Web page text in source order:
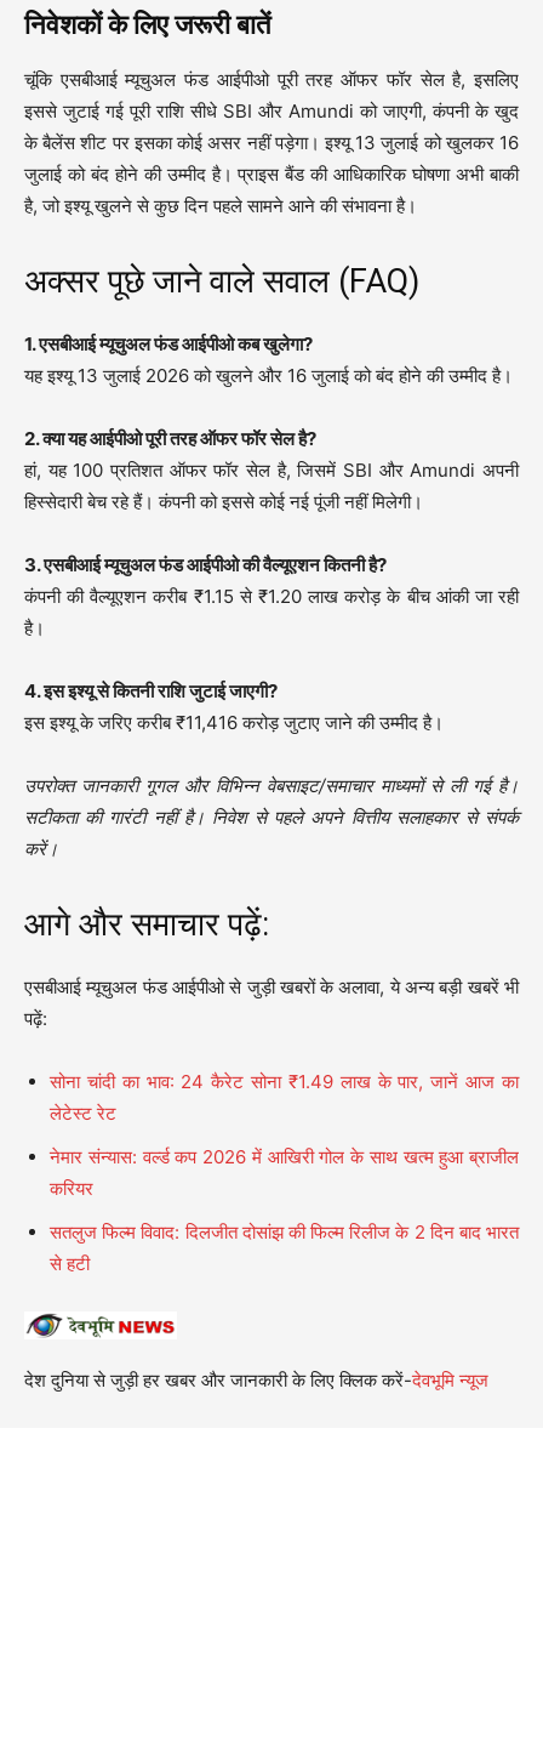
निवेशकों के लिए जरूरी बातें
चूंकि एसबीआई म्यूचुअल फंड आईपीओ पूरी तरह ऑफर फॉर सेल है, इसलिए
इससे जुटाई गई पूरी राशि सीधे SBI और Amundi को जाएगी, कंपनी के खुद
के बैलेंस शीट पर इसका कोई असर नहीं पड़ेगा। इश्यू 13 जुलाई को खुलकर 16
जुलाई को बंद होने की उम्मीद है। प्राइस बैंड की आधिकारिक घोषणा अभी बाकी
है, जो इश्यू खुलने से कुछ दिन पहले सामने आने की संभावना है।
अक्सर पूछे जाने वाले सवाल (FAQ)
1. एसबीआई म्यूचुअल फंड आईपीओ कब खुलेगा?
यह इश्यू 13 जुलाई 2026 को खुलने और 16 जुलाई को बंद होने की उम्मीद है।
2. क्या यह आईपीओ पूरी तरह ऑफर फॉर सेल है?
हां, यह 100 प्रतिशत ऑफर फॉर सेल है, जिसमें SBI और Amundi अपनी
हिस्सेदारी बेच रहे हैं। कंपनी को इससे कोई नई पूंजी नहीं मिलेगी।
3. एसबीआई म्यूचुअल फंड आईपीओ की वैल्यूएशन कितनी है?
कंपनी की वैल्यूएशन करीब ₹1.15 से ₹1.20 लाख करोड़ के बीच आंकी जा रही
है।
4. इस इश्यू से कितनी राशि जुटाई जाएगी?
इस इश्यू के जरिए करीब ₹11,416 करोड़ जुटाए जाने की उम्मीद है।
उपरोक्त जानकारी गूगल और विभिन्न वेबसाइट/समाचार माध्यमों से ली गई है।
सटीकता की गारंटी नहीं है। निवेश से पहले अपने वित्तीय सलाहकार से संपर्क
करें।
आगे और समाचार पढ़ें:
एसबीआई म्यूचुअल फंड आईपीओ से जुड़ी खबरों के अलावा, ये अन्य बड़ी खबरें भी
पढ़ें:
सोना चांदी का भाव: 24 कैरेट सोना ₹1.49 लाख के पार, जानें आज का
लेटेस्ट रेट
नेमार संन्यास: वर्ल्ड कप 2026 में आखिरी गोल के साथ खत्म हुआ ब्राजील
करियर
सतलुज फिल्म विवाद: दिलजीत दोसांझ की फिल्म रिलीज के 2 दिन बाद भारत
से हटी
देश दुनिया से जुड़ी हर खबर और जानकारी के लिए क्लिक करें-देवभूमि न्यूज